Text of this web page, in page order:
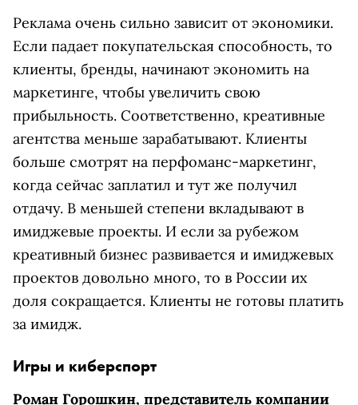
Реклама очень сильно зависит от экономики.
Если падает покупательская способность, то
клиенты, бренды, начинают экономить на
маркетинге, чтобы увеличить свою
прибыльность. Соответственно, креативные
агентства меньше зарабатывают. Клиенты
больше смотрят на перфоманс-маркетинг,
когда сейчас заплатил и тут же получил
отдачу. В меньшей степени вкладывают в
имиджевые проекты. И если за рубежом
креативный бизнес развивается и имиджевых
проектов довольно много, то в России их
доля сокращается. Клиенты не готовы платить
за имидж.
Игры и киберспорт
Роман Горошкин, представитель компании